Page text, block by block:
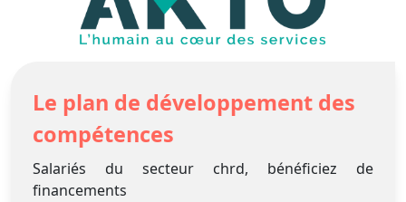
Le plan de développement des
compétences
Salariés du secteur chrd, bénéficiez de
financements